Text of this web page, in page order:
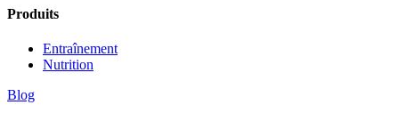
Produits
Entraînement
Nutrition
Blog